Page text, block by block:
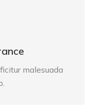
malesuada